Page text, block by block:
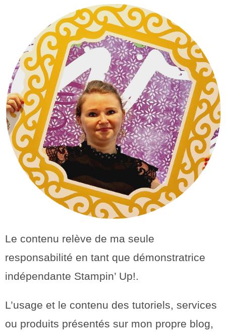
Le contenu relève de ma seule
responsabilité en tant que démonstratrice
indépendante Stampin’ Up!.
L’usage et le contenu des tutoriels, services
ou produits présentés sur mon propre blog,